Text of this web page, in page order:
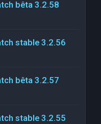
bêta 3.2.58
stable 3.2.56
bêta 3.2.57
stable 3.2.55